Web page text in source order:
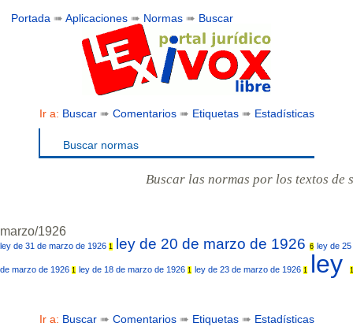
Portada ➠Aplicaciones ➠ Normas ➠ Buscar
Ir a: Buscar➠ Comentarios➠ Etiquetas➠ Estadísticas
Buscar normas
Buscar las normas por los textos de
marzo/1926
ley de 31 de marzo de 1926 1 ley de 20 de marzo de 1926 6 ley de
de marzo de 1926 1 ley de 18 de marzo de 1926 1 ley de 23 de marzo de 1926 1 ley
Ir a: Buscar➠ Comentarios➠ Etiquetas➠ Estadísticas